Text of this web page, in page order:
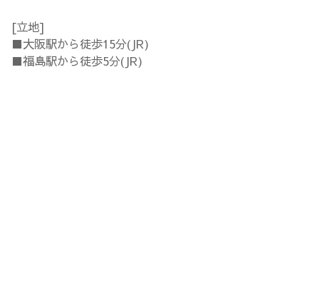
[立地]
■大阪駅から徒歩15分(JR)
■福島駅から徒歩5分(JR)